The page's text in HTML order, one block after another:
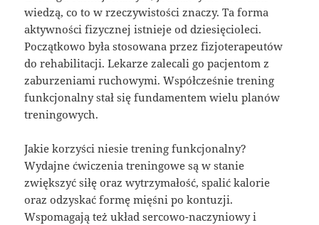
wiedzą, co to w rzeczywistości znaczy. Ta forma
aktywności fizycznej istnieje od dziesięcioleci.
Początkowo była stosowana przez fizjoterapeutów
do rehabilitacji. Lekarze zalecali go pacjentom z
zaburzeniami ruchowymi. Współcześnie trening
funkcjonalny stał się fundamentem wielu planów
treningowych.
Jakie korzyści niesie trening funkcjonalny?
Wydajne ćwiczenia treningowe są w stanie
zwiększyć siłę oraz wytrzymałość, spalić kalorie
oraz odzyskać formę mięśni po kontuzji.
Wspomagają też układ sercowo-naczyniowy i